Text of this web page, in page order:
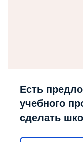
Есть
учебного
сделать